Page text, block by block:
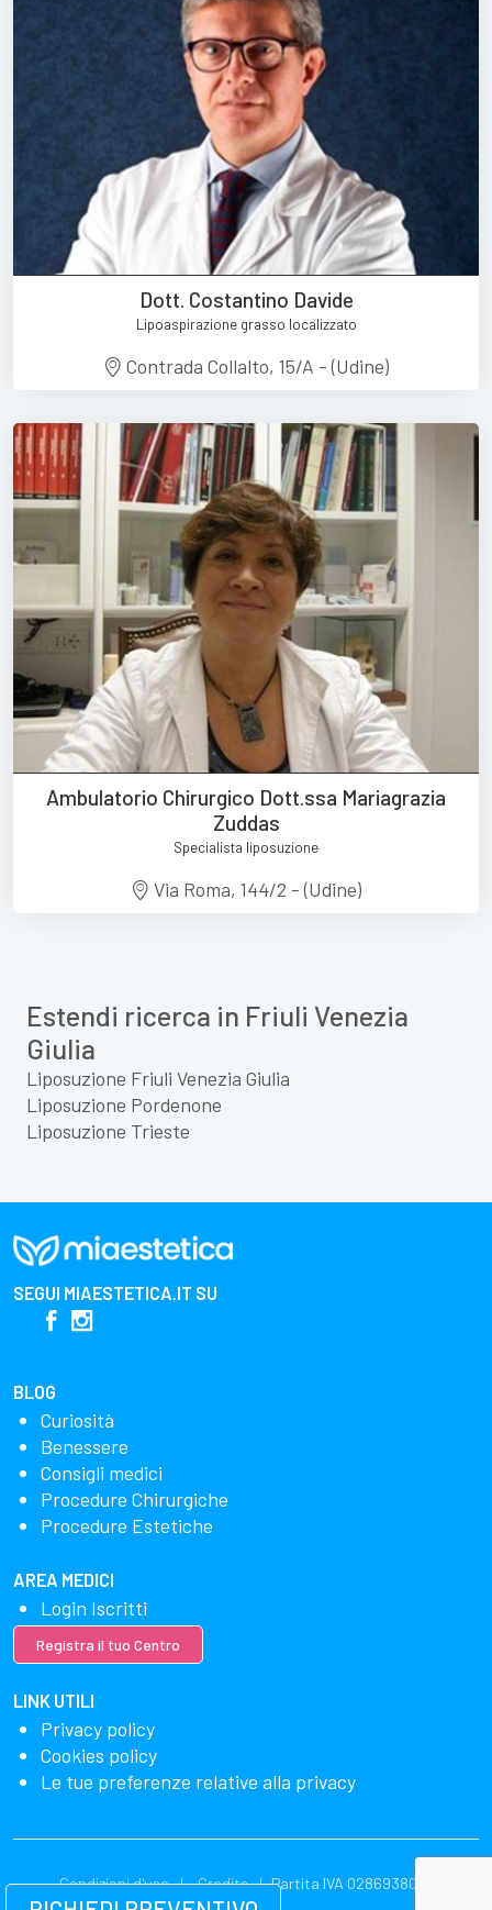
Dott. Costantino Davide
Lipoaspirazione grasso localizzato
Contrada Collalto, 15/A - (Udine)
Ambulatorio Chirurgico Dott.ssa Mariagrazia
Zuddas
Specialista liposuzione
Via Roma, 144/2 - (Udine)
Estendi ricerca in Friuli Venezia
Giulia
Liposuzione Friuli Venezia Giulia
Liposuzione Pordenone
Liposuzione Trieste
SEGUI MIAESTETICA.IT SU
BLOG
Curiosità
Benessere
Consigli medici
Procedure Chirurgiche
Procedure Estetiche
AREA MEDICI
Login Iscritti
Registra il tuo Centro
LINK UTILI
Privacy policy
Cookies policy
Le tue preferenze relative alla privacy
Condizioni d'uso Credits Partita IVA 02869380549